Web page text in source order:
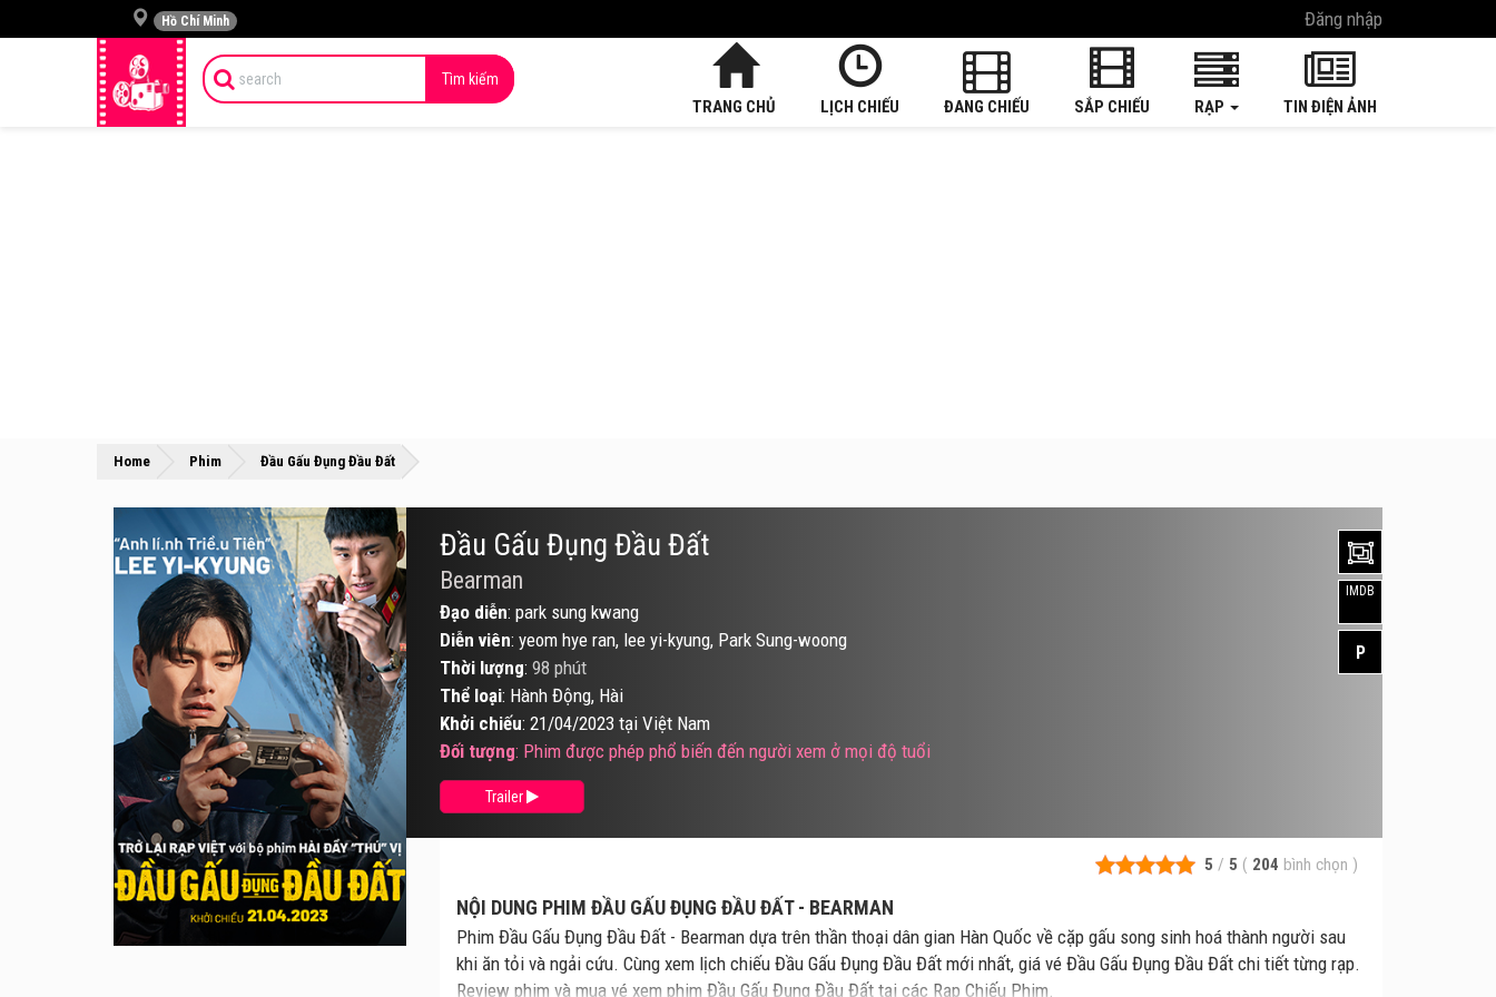
Hồ Chí Minh Đăng nhập
Tìm kiếm
TRANG CHỦ LỊCH CHIẾU ĐANG CHIẾU SẮP CHIẾU RẠP TIN ĐIỆN ẢNH
Home »
Phim »
Đầu Gấu Đụng Đầu Đất
5 / 5 ( 204 bình chọn )
NỘI DUNG PHIM ĐẦU GẤU ĐỤNG ĐẦU ĐẤT - BEARMAN
Phim Đầu Gấu Đụng Đầu Đất - Bearman dựa trên thần thoại dân gian Hàn Quốc về cặp gấu song sinh hoá thành người sau
khi ăn tỏi và ngải cứu. Cùng xem lịch chiếu Đầu Gấu Đụng Đầu Đất mới nhất, giá vé Đầu Gấu Đụng Đầu Đất chi tiết từng rạp.
Review phim và mua vé xem phim Đầu Gấu Đụng Đầu Đất tại các Rạp Chiếu Phim.
Đầu Gấu Đụng Đầu Đất
Bearman
Đạo diễn: park sung kwang
Diễn viên: yeom hye ran, lee yi-kyung, Park Sung-woong
Thời lượng: 98 phút
Thể loại: Hành Động, Hài
Khởi chiếu: 21/04/2023 tại Việt Nam
Đối tượng: Phim được phép phổ biến đến người xem ở mọi độ tuổi
Trailer
IMDB
P